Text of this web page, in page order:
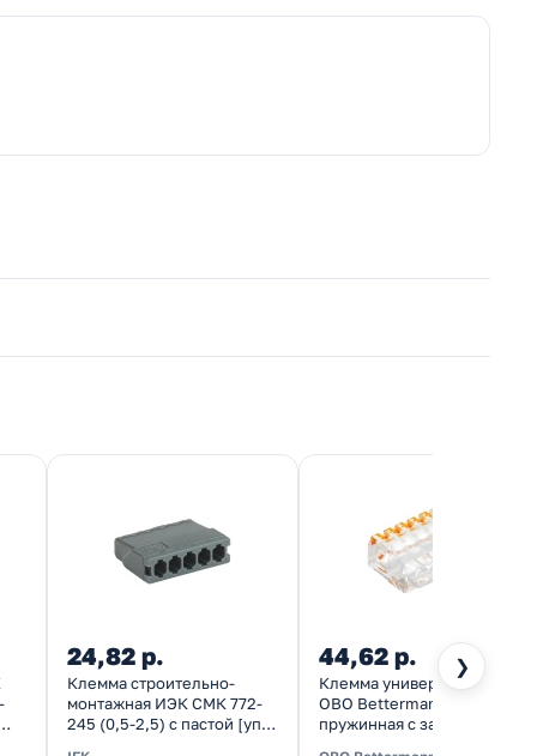
❯
24,82 р.
Клемма строительно-
монтажная ИЭК СМК 772-
245 (0,5-2,5) с пастой [уп.
44,62 р.
Клемма универсальная
OBO Bettermann 5x2,5 мм
пружинная c зажимом